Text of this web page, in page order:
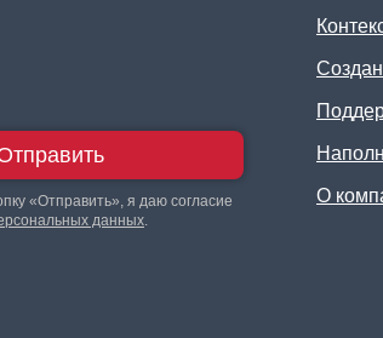
«Отправить», я даю согласие
данных.
О